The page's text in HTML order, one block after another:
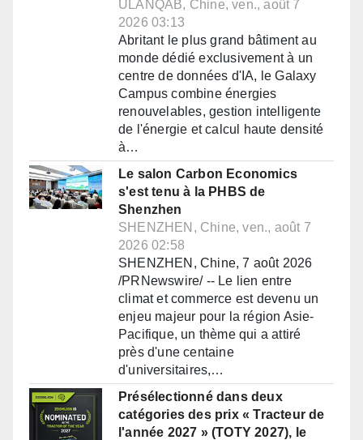
ULANQAB, Chine, ven., août 7
2026 03:13
Abritant le plus grand bâtiment au
monde dédié exclusivement à un
centre de données d'IA, le Galaxy
Campus combine énergies
renouvelables, gestion intelligente
de l'énergie et calcul haute densité
à…
Le salon Carbon Economics
s'est tenu à la PHBS de
Shenzhen
SHENZHEN, Chine, ven., août 7
2026 02:58
SHENZHEN, Chine, 7 août 2026
/PRNewswire/ -- Le lien entre
climat et commerce est devenu un
enjeu majeur pour la région Asie-
Pacifique, un thème qui a attiré
près d'une centaine
d'universitaires,…
Présélectionné dans deux
catégories des prix « Tracteur de
l'année 2027 » (TOTY 2027), le